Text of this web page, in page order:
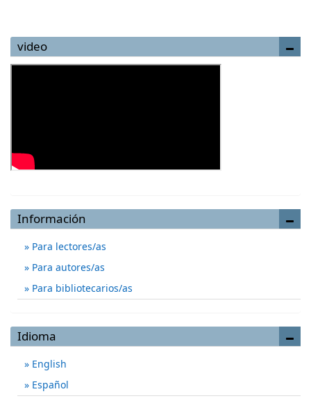
video
Información
Para lectores/as
Para autores/as
Para bibliotecarios/as
Idioma
English
Español